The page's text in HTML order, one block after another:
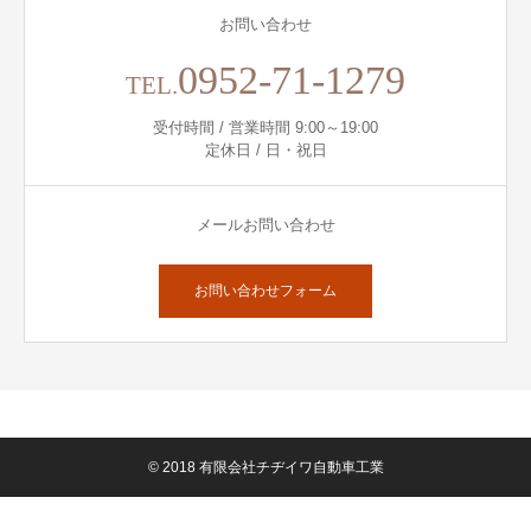
お問い合わせ
TEL.0952-71-1279
受付時間 / 営業時間 9:00～19:00
定休日 / 日・祝日
メールお問い合わせ
お問い合わせフォーム
© 2018 有限会社チヂイワ自動車工業